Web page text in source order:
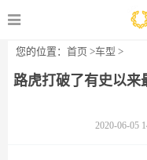
您的位置： 首页 >车型 >
路虎打破了有史以来
2020-06-05